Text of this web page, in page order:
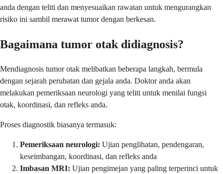
anda dengan teliti dan menyesuaikan rawatan untuk mengurangkan
risiko ini sambil merawat tumor dengan berkesan.
Bagaimana tumor otak didiagnosis?
Mendiagnosis tumor otak melibatkan beberapa langkah, bermula
dengan sejarah perubatan dan gejala anda. Doktor anda akan
melakukan pemeriksaan neurologi yang teliti untuk menilai fungsi
otak, koordinasi, dan refleks anda.
Proses diagnostik biasanya termasuk:
Pemeriksaan neurologi: Ujian penglihatan, pendengaran,
keseimbangan, koordinasi, dan refleks anda
Imbasan MRI: Ujian pengimejan yang paling terperinci untuk